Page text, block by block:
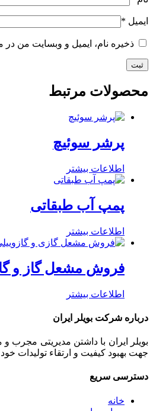
ایمیل *
ذخیره نام، ایمیل و وبسایت من
محصولات مرتبط
پرشر سوئیچ
اطلاعات بیشتر
پمپ آب طبقاتی
اطلاعات بیشتر
فروش مشعل گاز و
اطلاعات بیشتر
درباره شرکت بویلر ایران
بویلر ایران با داشتن مدیریتی مجرب
جهت بهبود کیفیت و ارتقاء تولیدات
دسترسی سریع
خانه